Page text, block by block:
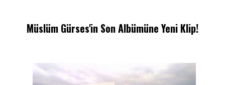
Müslüm Gürses'in Son Albümüne Yeni Klip!